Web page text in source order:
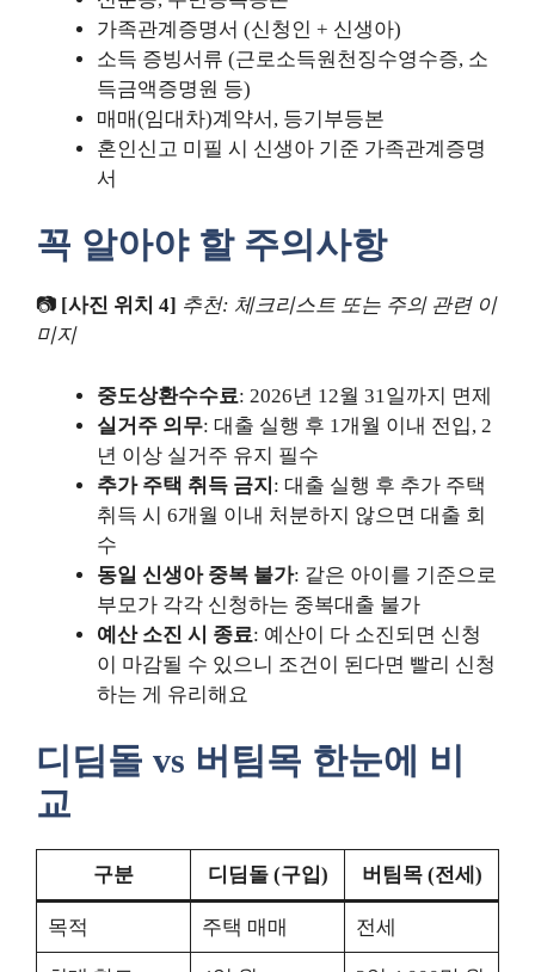
가족관계증명서 (신청인 + 신생아)
소득 증빙서류 (근로소득원천징수영수증, 소
득금액증명원 등)
매매(임대차)계약서, 등기부등본
혼인신고 미필 시 신생아 기준 가족관계증명
서
꼭 알아야 할 주의사항
📷 [사진 위치 4] 추천: 체크리스트 또는 주의 관련 이
미지
중도상환수수료: 2026년 12월 31일까지 면제
실거주 의무: 대출 실행 후 1개월 이내 전입, 2
년 이상 실거주 유지 필수
추가 주택 취득 금지 : 대출 실행 후 추가 주택
취득 시 6개월 이내 처분하지 않으면 대출 회
수
동일 신생아 중복 불가: 같은 아이를 기준으로
부모가 각각 신청하는 중복대출 불가
예산 소진 시 종료: 예산이 다 소진되면 신청
이 마감될 수 있으니 조건이 된다면 빨리 신청
하는 게 유리해요
디딤돌 vs 버팀목 한눈에 비
교
구분 디딤돌 (구입) 버팀목 (전세)
목적 주택 매매 전세